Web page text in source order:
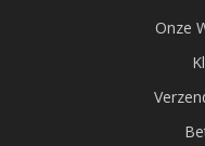
Onze